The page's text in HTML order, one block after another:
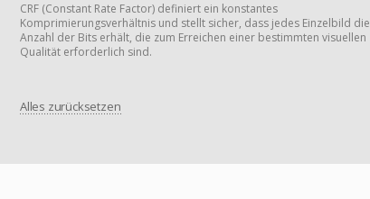
CRF (Constant Rate Factor) definiert ein konstantes
Komprimierungsverhältnis und stellt sicher, dass jedes Einzelbild die
Anzahl der Bits erhält, die zum Erreichen einer bestimmten visuellen
Qualität erforderlich sind.
Alles zurücksetzen